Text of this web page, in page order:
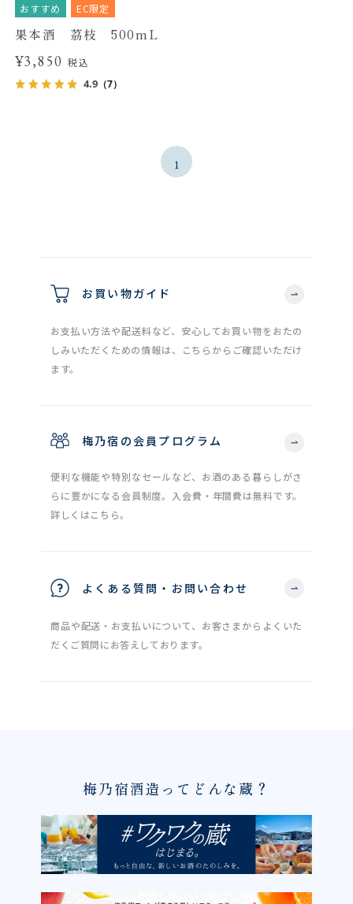
おすすめ EC限定
果本酒 茘枝 500mL
¥3,850税込
4.9（7）
1
お買い物ガイド
お支払い方法や配送料など、安心してお買い物をおたの
しみいただくための情報は、こちらからご確認いただけ
ます。
梅乃宿の会員プログラム
便利な機能や特別なセールなど、お酒のある暮らしがさ
らに豊かになる会員制度。入会費・年間費は無料です。
詳しくはこちら。
よくある質問・お問い合わせ
商品や配送・お支払いについて、お客さまからよくいた
だくご質問にお答えしております。
梅乃宿酒造ってどんな蔵？